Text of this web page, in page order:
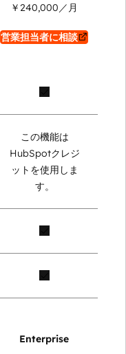
￥240,000 ／月
営業担当者に相談
この機能は
HubSpotクレジ
ットを使用しま
す。